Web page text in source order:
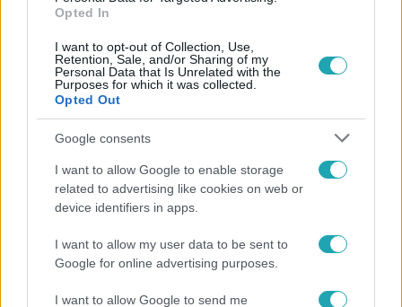
Opted In
I want to opt-out of Collection, Use,
Retention, Sale, and/or Sharing of my
Personal Data that Is Unrelated with the
Purposes for which it was collected.
Opted Out
Google consents
I want to allow Google to enable storage
related to advertising like cookies on web or
device identifiers in apps.
I want to allow my user data to be sent to
Google for online advertising purposes.
I want to allow Google to send me
SZEXUÁLIS BÁNTALMAZÁS
BAGAMÉR #MA
Népszerű